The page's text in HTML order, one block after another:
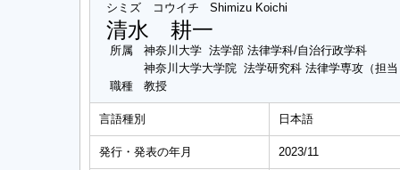
シミズ コウイチ Shimizu Koichi
清水 耕一
所属
神奈川大学 法学部 法律学科/自治行政学科
神奈川大学大学院 法学研究科 法律学専攻（担
職種
教授
言語種別 日本語
発行・発表の年月 2023/11